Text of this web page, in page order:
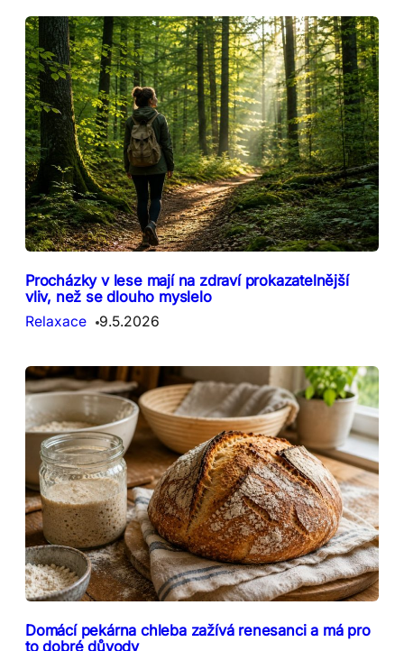
Procházky v lese mají na zdraví prokazatelnější
vliv, než se dlouho myslelo
Relaxace 9.5.2026
Domácí pekárna chleba zažívá renesanci a má pro
to dobré důvody